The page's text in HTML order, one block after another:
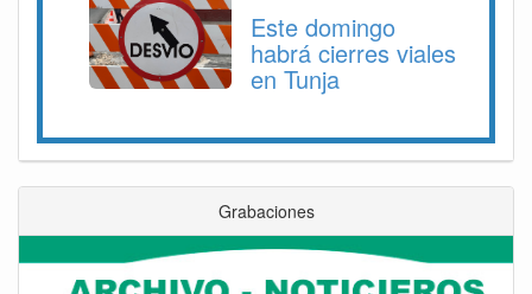
Este domingo
habrá cierres viales
en Tunja
Grabaciones